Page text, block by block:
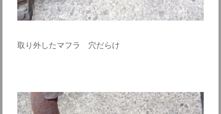
取り外したマフラ 穴だらけ